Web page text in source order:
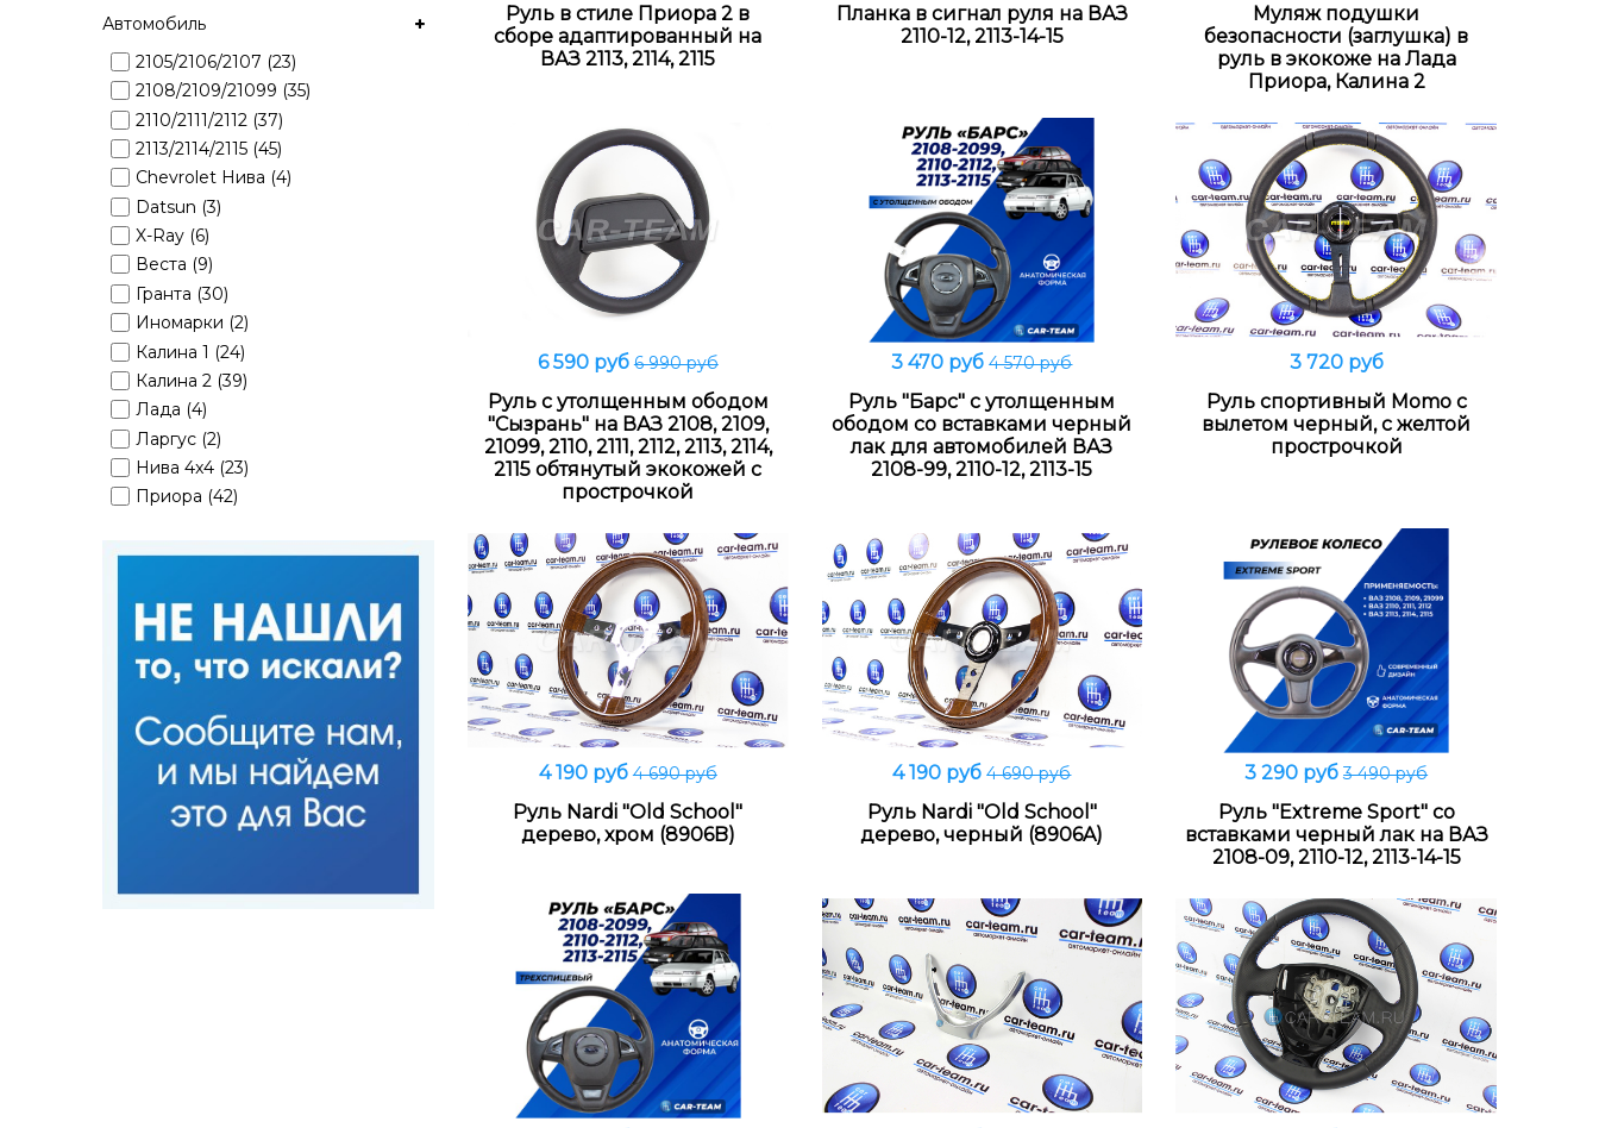
Автомобиль
2105/2106/2107 (23)
2108/2109/21099 (35)
2110/2111/2112 (37)
2113/2114/2115 (45)
Chevrolet Нива (4)
Datsun (3)
X-Ray (6)
Веста (9)
Гранта (30)
Иномарки (2)
Калина 1 (24)
Калина 2 (39)
Лада (4)
Ларгус (2)
Нива 4x4 (23)
Приора (42)
Руль в стиле Приора 2 в
сборе адаптированный на
ВАЗ 2113, 2114, 2115
Планка в сигнал руля на ВАЗ
2110-12, 2113-14-15
Муляж подушки
безопасности (заглушка) в
руль в экокоже на Лада
Приора, Калина 2
Подробнее
6 590 руб6 990 руб
Руль с утолщенным ободом
"Сызрань" на ВАЗ 2108, 2109,
21099, 2110, 2111, 2112, 2113, 2114,
2115 обтянутый экокожей с
прострочкой
В корзину
3 470 руб4 570 руб
Руль "Барс" с утолщенным
ободом со вставками черный
лак для автомобилей ВАЗ
2108-99, 2110-12, 2113-15
В корзину
3 720 руб
Руль спортивный Momo с
вылетом черный, с желтой
прострочкой
В корзину
4 190 руб4 690 руб
Руль Nardi "Old School"
дерево, хром (8906B)
В корзину
4 190 руб4 690 руб
Руль Nardi "Old School"
дерево, черный (8906A)
В корзину
3 290 руб3 490 руб
Руль "Extreme Sport" со
вставками черный лак на ВАЗ
2108-09, 2110-12, 2113-14-15